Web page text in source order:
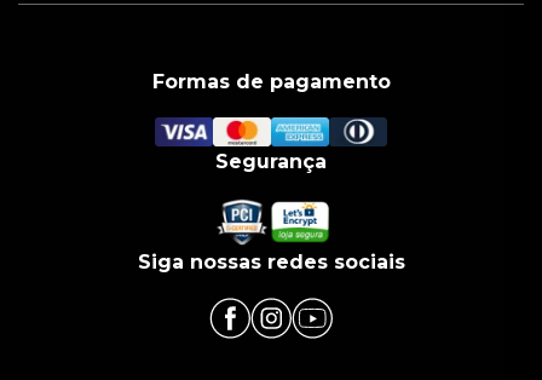
Formas de pagamento
Segurança
Siga nossas redes sociais